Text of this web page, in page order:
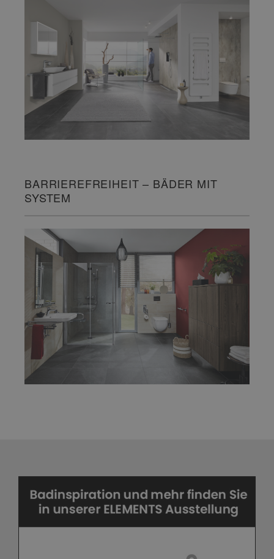
BARRIEREFREIHEIT – BÄDER MIT
SYSTEM